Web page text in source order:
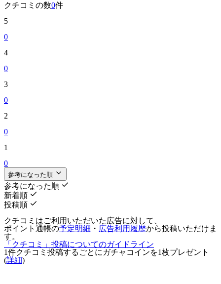
クチコミの数0件
5
0
4
0
3
0
2
0
1
0
参考になった順
参考になった順
新着順
投稿順
クチコミはご利用いただいた広告に対して、
ポイント通帳の予定明細 ・ 広告利用履歴から投稿いただけま
す。
「クチコミ」投稿についてのガイドライン
1件クチコミ投稿するごとに ガチャコインを1枚プレゼント
(詳細)